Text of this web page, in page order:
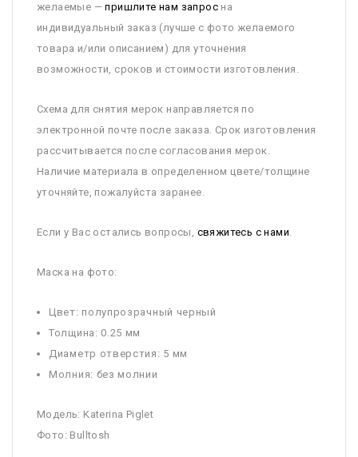
желаемые —пришлите нам запрос на
индивидуальный заказ (лучше с фото желаемого
товара и/или описанием) для уточнения
возможности, сроков и стоимости изготовления.
Схема для снятия мерок направляется по
электронной почте после заказа. Срок изготовления
рассчитывается после согласования мерок.
Наличие материала в определенном цвете/толщине
уточняйте, пожалуйста заранее.
Если у Вас остались вопросы, свяжитесь с нами.
Маска на фото:
Цвет: полупрозрачный черный
Толщина: 0.25 мм
Диаметр отверстия: 5 мм
Молния: без молнии
Модель: Katerina Piglet
Фото: Bulltosh